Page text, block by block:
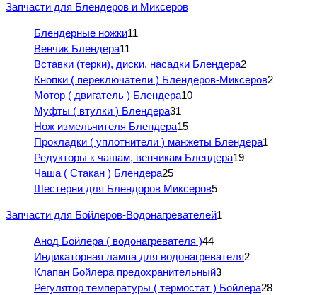
Запчасти для Блендеров и Миксеров
Блендерные ножки11
Венчик Блендера11
Вставки (терки), диски, насадки Блендера2
Кнопки ( переключатели ) Блендеров-Миксеров2
Мотор ( двигатель ) Блендера10
Муфты ( втулки ) Блендера31
Нож измельчителя Блендера15
Прокладки ( уплотнители ) манжеты Блендера1
Редукторы к чашам, венчикам Блендера19
Чаша ( Стакан ) Блендера25
Шестерни для Блендоров Миксеров5
Запчасти для Бойлеров-Водонагревателей1
Анод Бойлера ( водонагревателя )44
Индикаторная лампа для водонагревателя2
Клапан Бойлера предохранительный3
Регулятор температуры ( термостат ) Бойлера28